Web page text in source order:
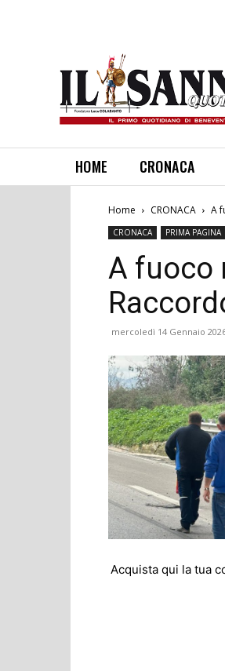
HOME CRONACA
Home CRONACA A
CRONACA PRIMA PAGINA
A fuoco
mercoledì 14 Gennaio
Acquista qui la tua